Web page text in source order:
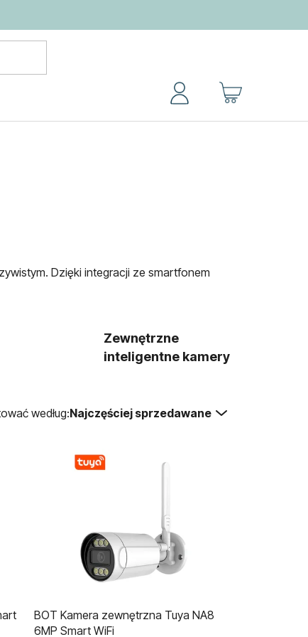
KOSZYK
Dzięki integracji ze smartfonem
Zewnętrzne
inteligentne kamery
według:Najczęściej sprzedawane
BOT Kamera zewnętrzna Tuya NA8
6MP Smart WiFi